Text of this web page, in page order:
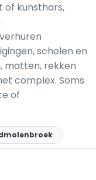
kunsthars,
scholen en
matten, rekken
complex. Soms
of